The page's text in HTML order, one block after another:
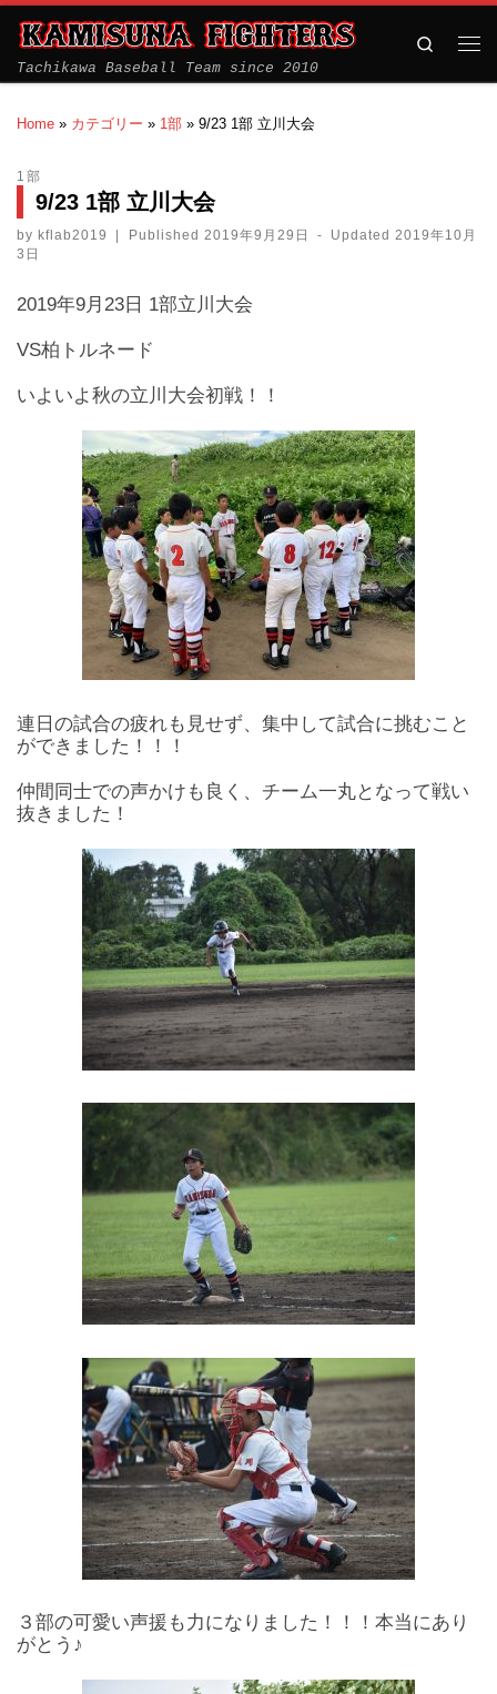
Tachikawa Baseball Team since 2010
Search
Home » カテゴリー » 1部 » 9/23 1部 立川大会
1部
9/23 1部 立川大会
by kflab2019 Published 2019年9月29日 - Updated 2019年10月
3日
2019年9月23日 1部立川大会
VS柏トルネード
いよいよ秋の立川大会初戦！！
連日の試合の疲れも見せず、集中して試合に挑むこと
ができました！！！
仲間同士での声かけも良く、チーム一丸となって戦い
抜きました！
３部の可愛い声援も力になりました！！！本当にあり
がとう♪